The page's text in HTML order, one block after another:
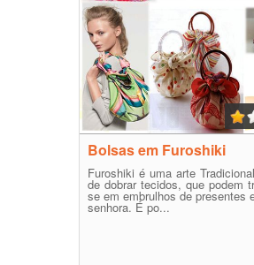
Bolsas em Furoshiki
Furoshiki é uma arte
de dobrar tecidos, que podem
se em embrulhos de presentes
senhora. É po...